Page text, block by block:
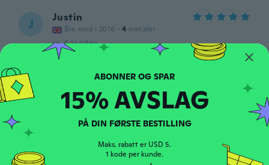
J Justin
Ble med i 2016 · 4 omtaler
ca. 6 år siden
I omtaler
opplastinger
ca. 6 år siden
Ble med i 2015 · 88 omtaler
15% AVSLAG
PÅ DIN FØRSTE BESTILLING
Maks. rabatt er USD 5.
1 kode per kunde.